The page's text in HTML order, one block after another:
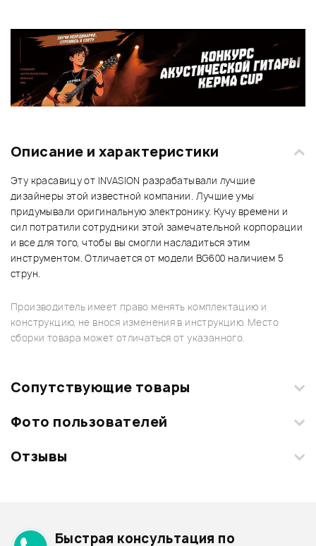
Описание и характеристики
Эту красавицу от INVASION разрабатывали лучшие
дизайнеры этой известной компании. Лучшие умы
придумывали оригинальную электронику. Кучу времени и
сил потратили сотрудники этой замечательной корпорации
и все для того, чтобы вы смогли насладиться этим
инструментом. Отличается от модели BG600 наличием 5
струн.
Производитель имеет право менять комплектацию и
конструкцию, не внося изменения в инструкцию. Место
сборки товара может отличаться от указанного.
Сопутствующие товары
Фото пользователей
Загрузите свои фотографии купленного товара и получите
Отзывы
Архив товаров - дешевле
Быстрая консультация по